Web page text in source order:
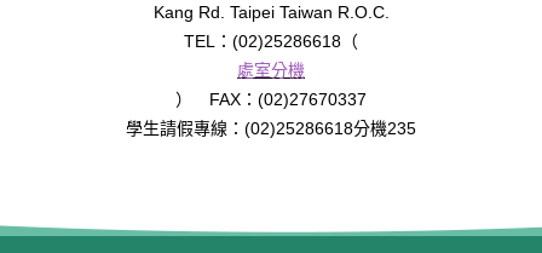
Kang Rd. Taipei Taiwan R.O.C.
TEL：(02)25286618（
處室分機
） FAX：(02)27670337
學生請假專線：(02)25286618分機235